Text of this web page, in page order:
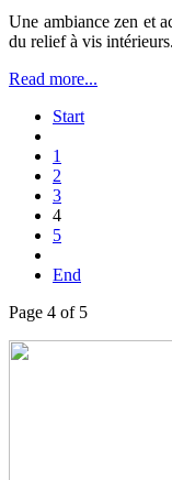
Une ambiance zen et
du relief à vis intérieurs.
Read more...
Start
1
2
3
4
5
End
Page 4 of 5